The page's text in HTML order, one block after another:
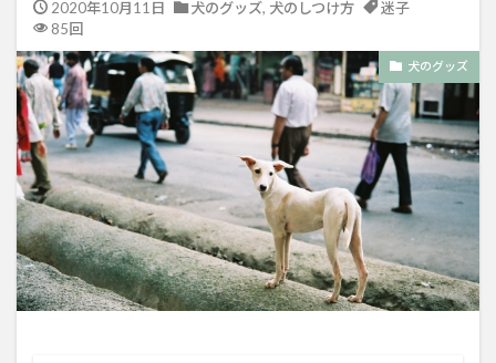
2020年10月11日 犬のグッズ, 犬のしつけ方
迷子
85回
犬のグッズ